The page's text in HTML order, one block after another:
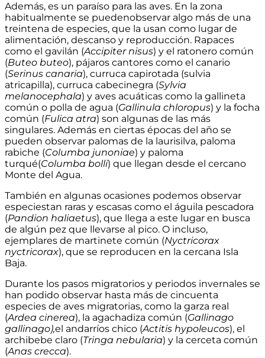
Además, es un paraíso para las aves. En la zona
habitualmente se puedenobservar algo más de una
treintena de especies, que la usan como lugar de
alimentación, descanso y reproducción. Rapaces
como el gavilán (Accipiter nisus) y el ratonero común
(Buteo buteo), pájaros cantores como el canario
(Serinus canaria), curruca capirotada (sulvia
atricapilla), curruca cabecinegra (Sylvia
melanocephala) y aves acuáticas como la gallineta
común o polla de agua (Gallinula chloropus) y la focha
común (Fulica atra) son algunas de las más
singulares. Además en ciertas épocas del año se
pueden observar palomas de la laurisilva, paloma
rabiche (Columba junoniae) y paloma
turqué(Columba bolli) que llegan desde el cercano
Monte del Agua.
También en algunas ocasiones podemos observar
especiestan raras y escasas como el águila pescadora
(Pandion haliaetus), que llega a este lugar en busca
de algún pez que llevarse al pico. O incluso,
ejemplares de martinete común (Nyctricorax
nyctricorax), que se reproducen en la cercana Isla
Baja.
Durante los pasos migratorios y periodos invernales se
han podido observar hasta más de cincuenta
especies de aves migratorias, como la garza real
(Ardea cinerea), la agachadiza común (Gallinago
gallinago),el andarríos chico (Actitis hypoleucos), el
archibebe claro (Tringa nebularia) y la cerceta común
(Anas crecca).